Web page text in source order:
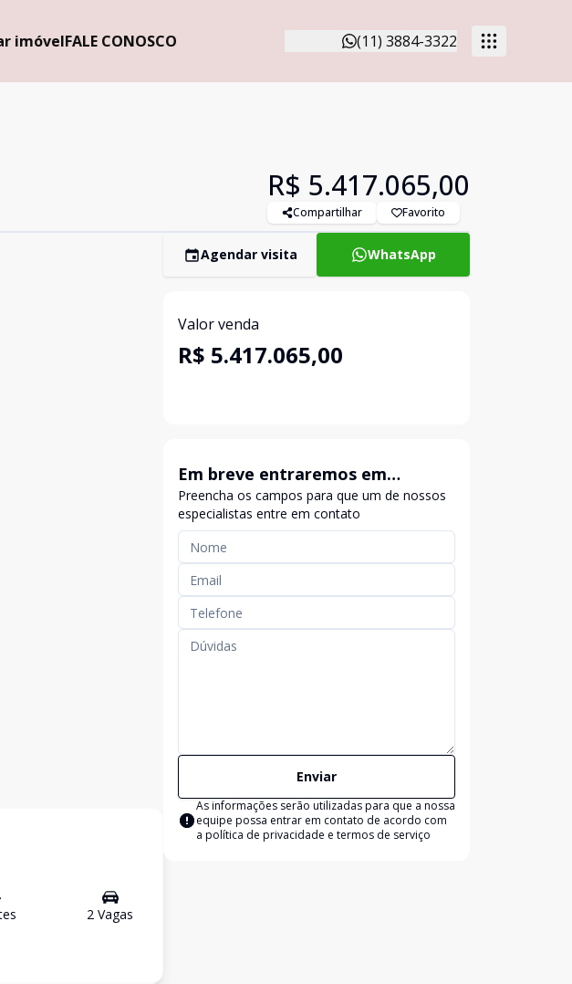
imóvelFALE CONOSCO (11) 3884-3322
R$ 5.417.065,00
Compartilhar Favorito
s 2 Vagas
Agendar visita WhatsApp
Valor venda
R$ 5.417.065,00
Em breve entraremos em
contato
Preencha os campos para que um de nossos
especialistas entre em contato
Enviar
As informações serão utilizadas para que a nossa
equipe possa entrar em contato de acordo com
a política de privacidade e termos de serviço